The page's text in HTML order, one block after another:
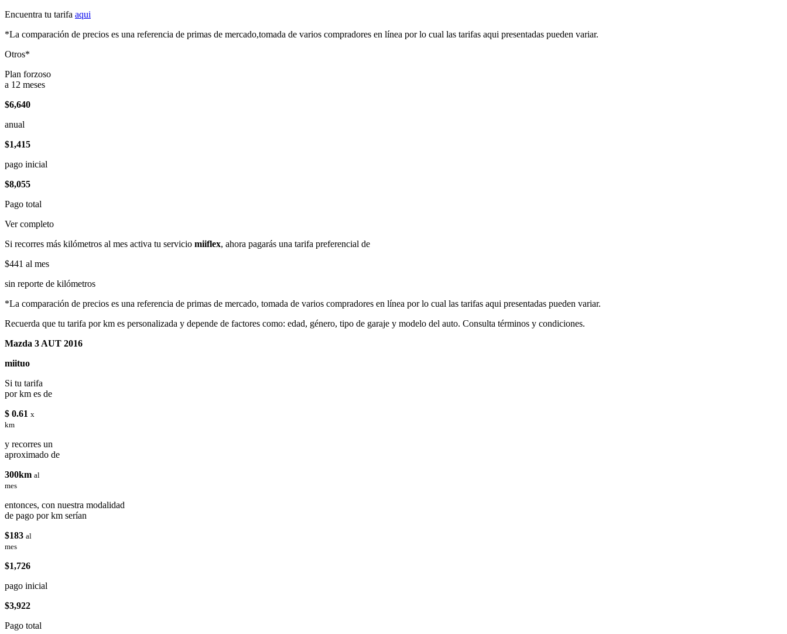
Encuentra tu tarifa aqui
*La comparación de precios es una referencia de primas de mercado,tomada de varios compradores en línea por lo cual las tarifas aqui presentadas pueden variar.
Otros*
Plan forzoso
a 12 meses
$6,640
anual
$1,415
pago inicial
$8,055
Pago total
Ver completo
Si recorres más kilómetros al mes activa tu servicio miiflex, ahora pagarás una tarifa preferencial de
$441 al mes
sin reporte de kilómetros
*La comparación de precios es una referencia de primas de mercado, tomada de varios compradores en línea por lo cual las tarifas aqui presentadas pueden variar.
Recuerda que tu tarifa por km es personalizada y depende de factores como: edad, género, tipo de garaje y modelo del auto. Consulta términos y condiciones.
Mazda 3 AUT 2016
miituo
Si tu tarifa
por km es de
$ 0.61 x
km
y recorres un
aproximado de
300km al
mes
entonces, con nuestra modalidad
de pago por km serían
$183 al
mes
$1,726
pago inicial
$3,922
Pago total